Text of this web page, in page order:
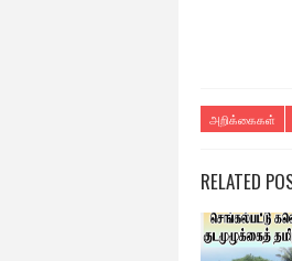
அறிக்கைகள்
RELATED